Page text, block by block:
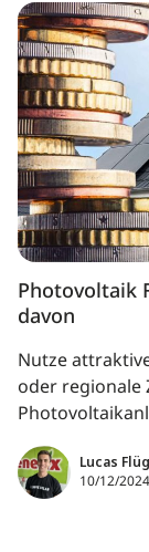
Photovoltaik
davon
Nutze
oder regionale
durch
machen
du mit einer
Lucas
10/12/